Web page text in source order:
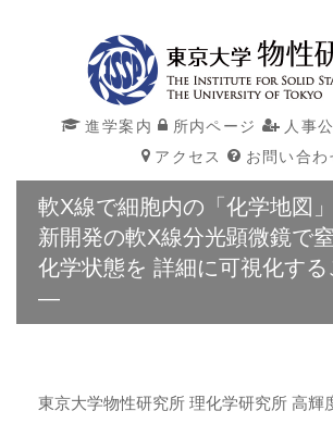
進学案内 所内ページ 人事
アクセス
お問い合わ
軟X線で細胞内の「化学地図
新開発の軟X線分光顕微鏡で
化学状態を 詳細に可視化する
―
東京大学物性研究所 理化学研究所 高輝